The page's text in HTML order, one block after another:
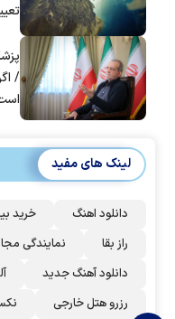
/
لینک های مفید
دانلود اهنگ خرید
راز بقا
نمایندگی
دانلود آهنگ جدید
رزرو هتل خارجی